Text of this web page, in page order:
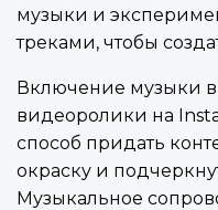
музыки и
треками, чтобы
Включение музыки
видеоролики на
способ придать
окраску и
Музыкальное